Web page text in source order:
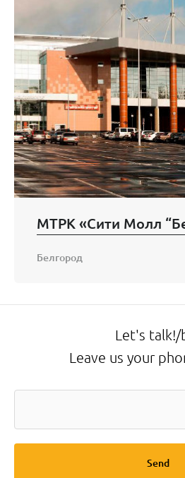
Белгород
Let's talk!/
Leave us your
Send